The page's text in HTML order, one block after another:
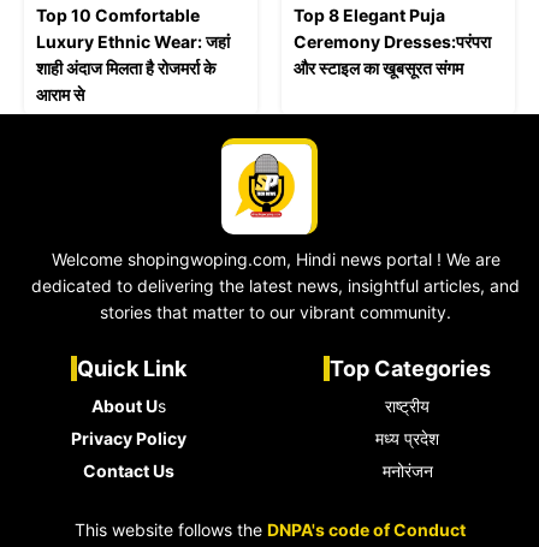
Top 10 Comfortable
Luxury Ethnic Wear: जहां
शाही अंदाज मिलता है रोजमर्रा के
आराम से
Top 8 Elegant Puja
Ceremony Dresses:परंपरा
और स्टाइल का खूबसूरत संगम
Welcome shopingwoping.com, Hindi news portal ! We are
dedicated to delivering the latest news, insightful articles, and
stories that matter to our vibrant community.
Quick Link
About Us
Privacy Policy
Contact Us
Top Categories
राष्ट्रीय
मध्य प्रदेश
मनोरंजन
This website follows the DNPA's code of Conduct